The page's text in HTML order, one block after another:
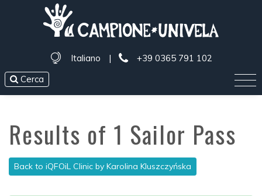
Italiano |
+39 0365 791 102
Cerca
Results of 1 Sailor Pass
Back to iQFOiL Clinic by Karolina Kluszczyńska